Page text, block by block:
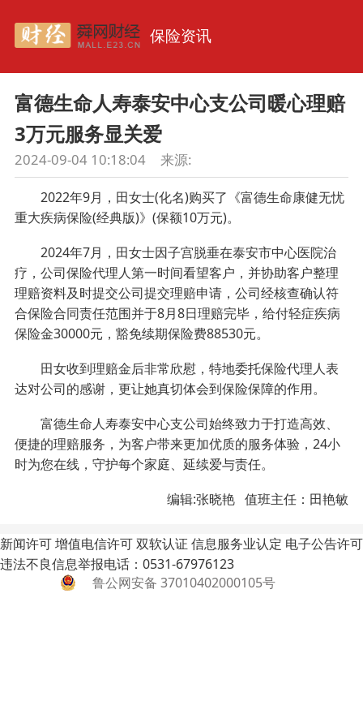
保险资讯
富德生命人寿泰安中心支公司暖心理赔
3万元服务显关爱
2024-09-04 10:18:04 来源:
2022年9月，田女士(化名)购买了《富德生命康健无忧
重大疾病保险(经典版)》(保额10万元)。
2024年7月，田女士因子宫脱垂在泰安市中心医院治
疗，公司保险代理人第一时间看望客户，并协助客户整理
理赔资料及时提交公司提交理赔申请，公司经核查确认符
合保险合同责任范围并于8月8日理赔完毕，给付轻症疾病
保险金30000元，豁免续期保险费88530元。
田女收到理赔金后非常欣慰，特地委托保险代理人表
达对公司的感谢，更让她真切体会到保险保障的作用。
富德生命人寿泰安中心支公司始终致力于打造高效、
便捷的理赔服务，为客户带来更加优质的服务体验，24小
时为您在线，守护每个家庭、延续爱与责任。
编辑:张晓艳 值班主任：田艳敏
新闻许可增值电信许可双软认证 信息服务业认定 电子公告许可
违法不良信息举报电话：0531-67976123
鲁公网安备 37010402000105号